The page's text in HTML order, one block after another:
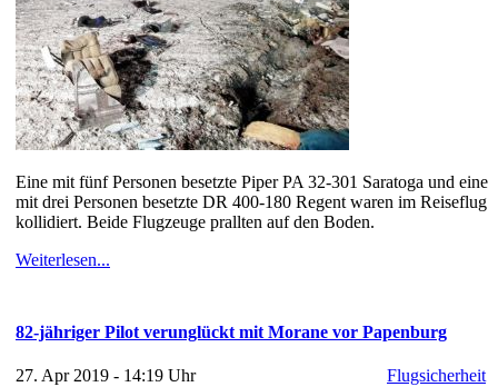
Eine mit fünf Personen besetzte Piper PA 32-301 Saratoga und eine
mit drei Personen besetzte DR 400-180 Regent waren im Reiseflug
kollidiert. Beide Flugzeuge prallten auf den Boden.
Weiterlesen...
82-jähriger Pilot verunglückt mit Morane vor Papenburg
27. Apr 2019 - 14:19 Uhr Flugsicherheit